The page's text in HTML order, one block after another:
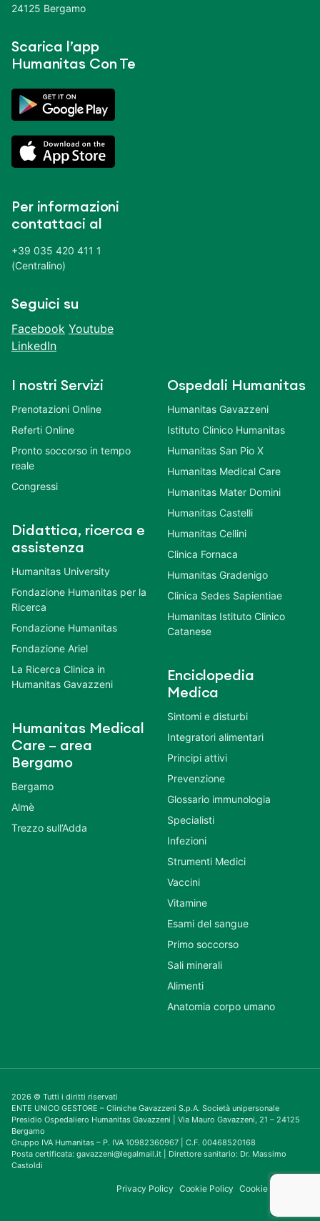
24125 Bergamo
Scarica l’app
Humanitas Con Te
Per informazioni
contattaci al
+39 035 420 411 1
(Centralino)
Seguici su
Facebook Youtube
LinkedIn
I nostri Servizi
Prenotazioni Online
Referti Online
Pronto soccorso in tempo
reale
Congressi
Didattica, ricerca e
assistenza
Humanitas University
Fondazione Humanitas per la
Ricerca
Fondazione Humanitas
Fondazione Ariel
La Ricerca Clinica in
Humanitas Gavazzeni
Humanitas Medical
Care – area
Bergamo
Bergamo
Almè
Trezzo sull’Adda
Ospedali Humanitas
Humanitas Gavazzeni
Istituto Clinico Humanitas
Humanitas San Pio X
Humanitas Medical Care
Humanitas Mater Domini
Humanitas Castelli
Humanitas Cellini
Clinica Fornaca
Humanitas Gradenigo
Clinica Sedes Sapientiae
Humanitas Istituto Clinico
Catanese
Enciclopedia
Medica
Sintomi e disturbi
Integratori alimentari
Principi attivi
Prevenzione
Glossario immunologia
Specialisti
Infezioni
Strumenti Medici
Vaccini
Vitamine
Esami del sangue
Primo soccorso
Sali minerali
Alimenti
Anatomia corpo umano
2026 © Tutti i diritti riservati
ENTE UNICO GESTORE – Cliniche Gavazzeni S.p.A. Società unipersonale
Presidio Ospedaliero Humanitas Gavazzeni | Via Mauro Gavazzeni, 21 – 24125
Bergamo
Gruppo IVA Humanitas – P. IVA 10982360967 | C.F. 00468520168
Posta certificata: gavazzeni@legalmail.it | Direttore sanitario: Dr. Massimo
Castoldi
Privacy Policy Cookie Policy Cookie Consent